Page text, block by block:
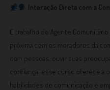
Interação Direta com a
O trabalho do Agente
próxima com os moradores da
com pessoas, ouvir suas
confiança, esse curso oferece a
habilidades de comunicação e